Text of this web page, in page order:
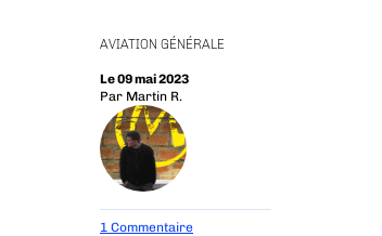
AVIATION GÉNÉRALE
Le 09 mai 2023
Par Martin R.
1 Commentaire